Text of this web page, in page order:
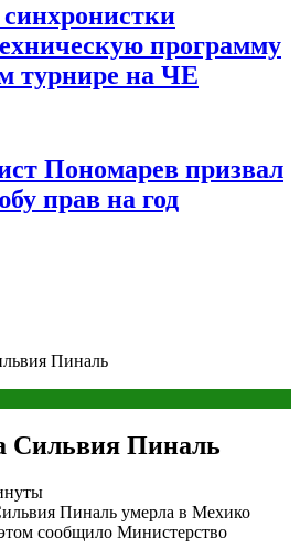
программу
турнире на ЧЕ
Пономарев призвал
прав на год
Пиналь
Сильвия Пиналь
Пиналь умерла в Мехико
сообщило Министерство